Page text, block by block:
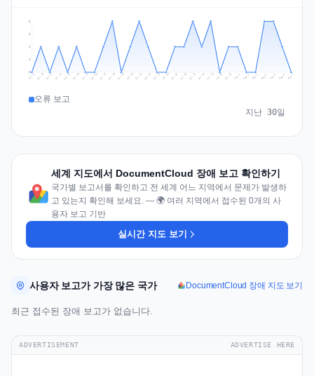
1
1
2
2
Jul 9 Jul 10 Jul 11 Jul 12 Jul 13 Jul 14 Jul 15 Jul 16 Jul 17 Jul 18 Jul 19 Jul 20 Jul 21 Jul 22 Jul 23 Jul 24 Jul 25 Jul 26 Jul 27 Jul 28 Jul 29 Jul 30 Jul 31 Aug 1 Aug 2 Aug 3 Aug 4 Aug 5 Aug 6 Aug 7
오류 보고
지난 30일
세계 지도에서 DocumentCloud 장애 보고 확인하기
국가별 보고서를 확인하고 전 세계 어느 지역에서 문제가 발생하
고 있는지 확인해 보세요. — 🌍 여러 지역에서 접수된 0개의 사
용자 보고 기반
실시간 지도 보기
사용자 보고가 가장 많은 국가 DocumentCloud 장애 지도 보기
최근 접수된 장애 보고가 없습니다.
ADVERTISEMENT ADVERTISE HERE